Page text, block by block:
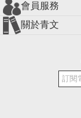
會員服務
會員辦法
客服信箱
隱私條款
網站導覽關於青文